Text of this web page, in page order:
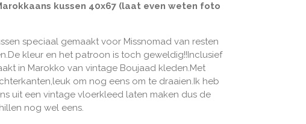
kussen 40x67 (laat even weten foto
speciaal gemaakt voor Missnomad van resten
kleur en het patroon is toch geweldig!!Inclusief
in Marokko van vintage Boujaad kleden.Met
om nog eens om te draaien.Ik heb
uit een vintage vloerkleed laten maken dus de
nog wel eens.